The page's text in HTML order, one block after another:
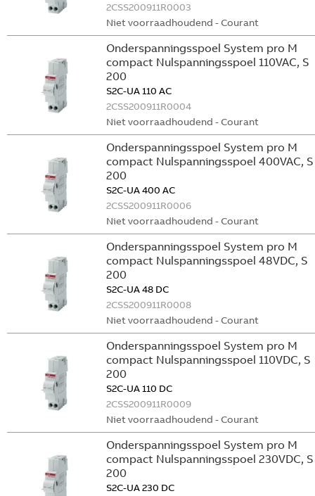
2CSS200911R0003
Niet voorraadhoudend - Courant
Onderspanningsspoel System pro M
compact Nulspanningsspoel 110VAC, S
200
S2C-UA 110 AC
2CSS200911R0004
Niet voorraadhoudend - Courant
Onderspanningsspoel System pro M
compact Nulspanningsspoel 400VAC, S
200
S2C-UA 400 AC
2CSS200911R0006
Niet voorraadhoudend - Courant
Onderspanningsspoel System pro M
compact Nulspanningsspoel 48VDC, S
200
S2C-UA 48 DC
2CSS200911R0008
Niet voorraadhoudend - Courant
Onderspanningsspoel System pro M
compact Nulspanningsspoel 110VDC, S
200
S2C-UA 110 DC
2CSS200911R0009
Niet voorraadhoudend - Courant
Onderspanningsspoel System pro M
compact Nulspanningsspoel 230VDC, S
200
S2C-UA 230 DC